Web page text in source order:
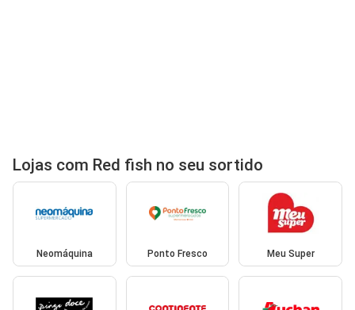
Lojas com Red fish no seu sortido
Neomáquina Ponto Fresco Meu Super